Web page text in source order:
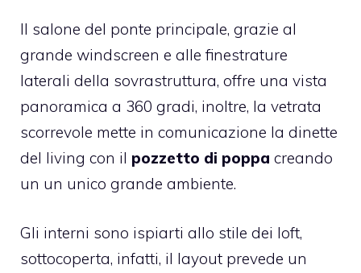
Il salone del ponte principale, grazie al
grande windscreen e alle finestrature
laterali della sovrastruttura, offre una vista
panoramica a 360 gradi, inoltre, la vetrata
scorrevole mette in comunicazione la dinette
del living con il pozzetto di poppa creando
un un unico grande ambiente.
Gli interni sono ispiarti allo stile dei loft,
sottocoperta, infatti, il layout prevede un